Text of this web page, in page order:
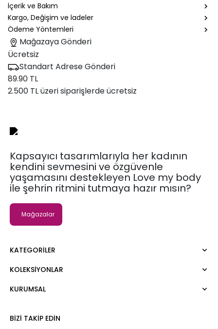
İçerik ve Bakım
Kargo, Değişim ve İadeler
Ödeme Yöntemleri
Mağazaya Gönderi
Ücretsiz
Standart Adrese Gönderi
89.90 TL
2.500 TL üzeri siparişlerde ücretsiz
Kapsayıcı tasarımlarıyla her kadının
kendini sevmesini ve özgüvenle
yaşamasını destekleyen Love my body
ile şehrin ritmini tutmaya hazır mısın?
Mağazalar
KATEGORILER
Elbise
Tişört
KOLEKSIYONLAR
Moda Tutkusu
KURUMSAL
Kurumsal Satış
BIZI TAKIP EDIN